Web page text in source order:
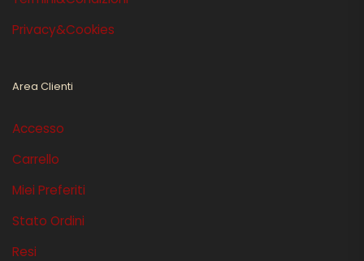
Privacy&Cookies
Area Clienti
Accesso
Carrello
Miei Preferiti
Stato Ordini
Resi